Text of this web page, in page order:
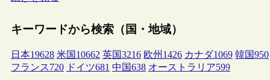
キーワードから検索（国・地域）
日本19628 米国 10662 英国3216 欧州 1426 カナダ1069 韓国950
フランス720 ドイツ681 中国638 オーストラリア599